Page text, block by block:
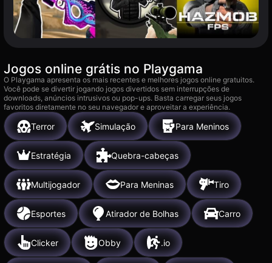
Jogos online grátis no Playgama
O Playgama apresenta os mais recentes e melhores jogos online gratuitos.
Você pode se divertir jogando jogos divertidos sem interrupções de
downloads, anúncios intrusivos ou pop-ups. Basta carregar seus jogos
favoritos diretamente no seu navegador e aproveitar a experiência.
Terror Simulação Para Meninos
Estratégia Quebra-cabeças
Multijogador Para Meninas Tiro
Esportes Atirador de Bolhas Carro
Clicker Obby .io